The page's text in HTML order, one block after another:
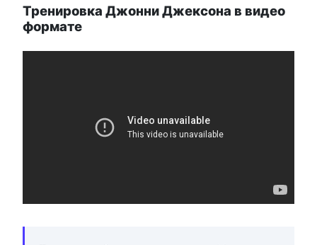
Тренировка Джонни Джексона в видео
формате